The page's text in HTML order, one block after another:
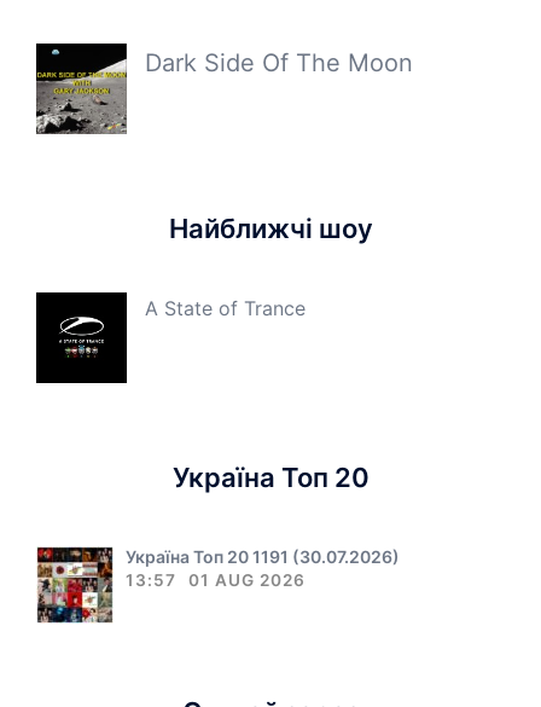
Dark Side Of The Moon
Найближчі шоу
A State of Trance
Україна Топ 20
Україна Топ 20 1191 (30.07.2026)
13:57 01 AUG 2026